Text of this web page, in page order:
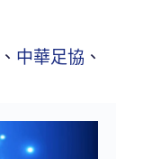
、 中華足協 、